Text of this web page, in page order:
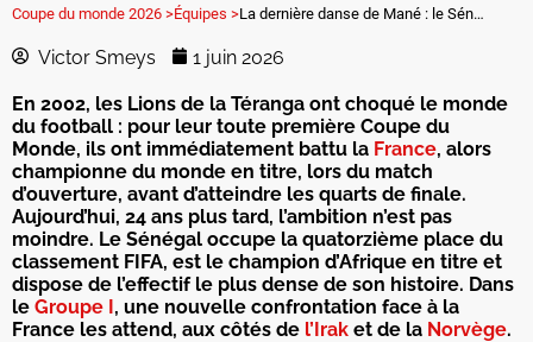
Coupe du monde 2026 >Équipes > La dernière danse de Mané : le Sénégal peut-il atteindre les sommets lors de la Coupe du monde 2026 ?
Victor Smeys 1 juin 2026
En 2002, les Lions de la Téranga ont choqué le monde
du football : pour leur toute première Coupe du
Monde, ils ont immédiatement battu la France, alors
championne du monde en titre, lors du match
d’ouverture, avant d’atteindre les quarts de finale.
Aujourd’hui, 24 ans plus tard, l’ambition n’est pas
moindre. Le Sénégal occupe la quatorzième place du
classement FIFA, est le champion d’Afrique en titre et
dispose de l’effectif le plus dense de son histoire. Dans
le Groupe I, une nouvelle confrontation face à la
France les attend, aux côtés de l’Irak et de la Norvège.